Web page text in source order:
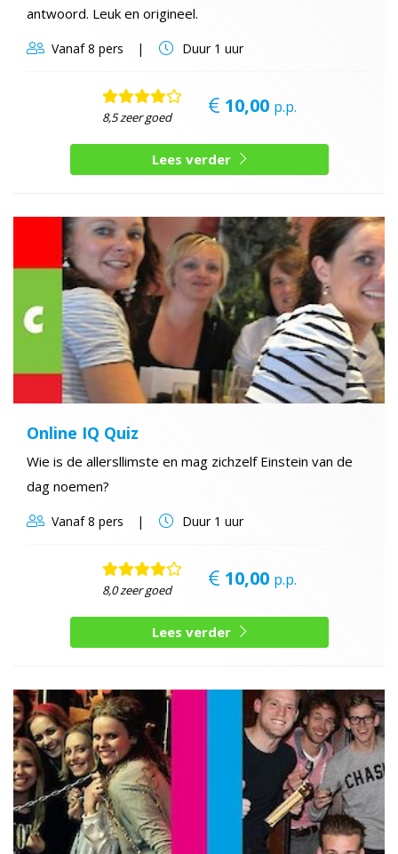
antwoord. Leuk en origineel.
Vanaf8 pers Duur1 uur
8,5 zeer goed 10,00 p.p.
Lees verder
Online IQ Quiz
Wie is de allersllimste en mag zichzelf Einstein van de
dag noemen?
Vanaf8 pers Duur1 uur
8,0 zeer goed 10,00 p.p.
Lees verder